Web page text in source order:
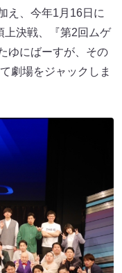
え、今年1月16日に
上決戦、『第2回ムゲ
ゆにばーすが、その
劇場をジャックしま